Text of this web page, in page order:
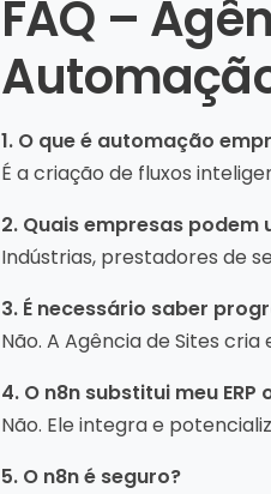
FAQ –
1. O que é automação
É a criação de fluxos
2. Quais empresas podem
Indústrias, prestadores de
3. É necessário saber
Não. A Agência de Sites
4. O n8n substitui meu ERP
Não. Ele integra e
5. O n8n é seguro?